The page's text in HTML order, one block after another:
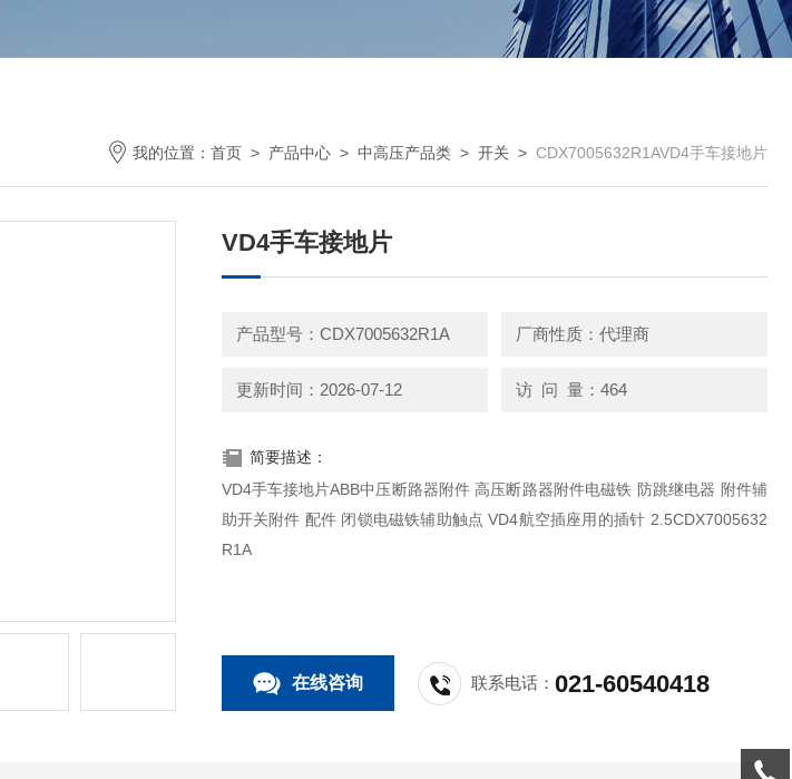
我的位置： 首页 > 产品中心 > 中高压产品类 > 开关 > CDX7005632R1AVD4手车接地片
VD4手车接地片
产品型号：CDX7005632R1A 厂商性质：代理商
更新时间：2026-07-12 访 问 量：464
简要描述：
VD4手车接地片ABB中压断路器附件 高压断路器附件电磁铁 防跳继电器 附件辅
助开关附件 配件 闭锁电磁铁辅助触点 VD4航空插座用的插针 2.5CDX7005632
R1A
在线咨询 联系电话：021-60540418